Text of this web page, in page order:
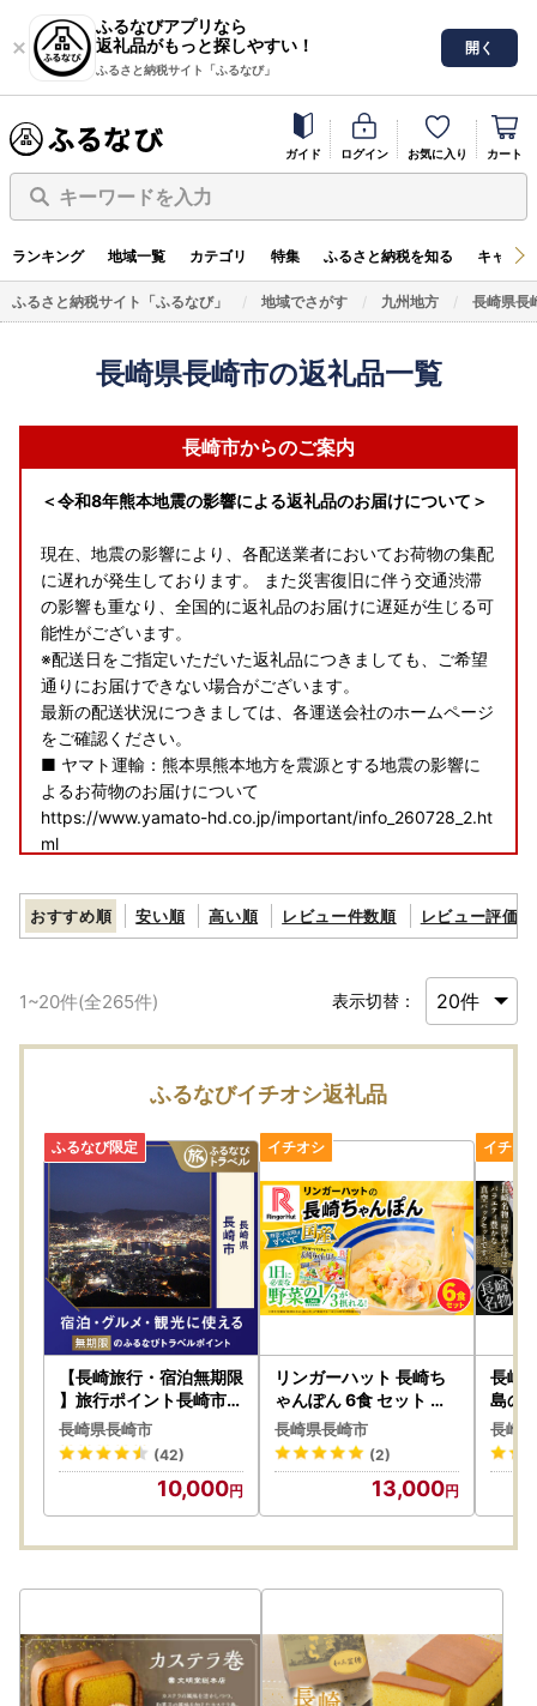
ふるなびアプリなら
返礼品がもっと探しやすい！
ふるさと納税サイト「ふるなび」
開く
ガイド ログイン お気に入り カート
キーワードを入力
ランキング 地域一覧 カテゴリ 特集 ふるさと納税を知る キャン
ふるさと納税サイト「ふるなび」 地域でさがす 九州地方 長崎県長
長崎県長崎市の返礼品一覧
長崎市からのご案内
＜令和8年熊本地震の影響による返礼品のお届けについて＞
現在、地震の影響により、各配送業者においてお荷物の集配
に遅れが発生しております。 また災害復旧に伴う交通渋滞
の影響も重なり、全国的に返礼品のお届けに遅延が生じる可
能性がございます。
※配送日をご指定いただいた返礼品につきましても、ご希望
通りにお届けできない場合がございます。
最新の配送状況につきましては、各運送会社のホームページ
をご確認ください。
■ ヤマト運輸：熊本県熊本地方を震源とする地震の影響に
よるお荷物のお届けについて
https://www.yamato-hd.co.jp/important/info_260728_2.ht
ml
https://www2.sagawa-exp.co.jp/information/detail/406/
■ 日本郵便（ゆうパック）：熊本県熊本地方を震源とする
https://www.post.japanpost.jp/newsrelease/pressrelease/
9879629480.html
寄附者の皆様にはご不便、ご迷惑をおかけし誠に申し訳ござ
いませんが、何卒ご理解賜りますようお願い申し上げます。
【申し込みについて】
・原則、お申込み後のキャンセルはできません。寄附金額の
入力間違いや二重申込み、お礼の品の誤選択にはご注意くだ
さい。
・万が一、お申込み完了後に内容変更（配送先変更含む）が
生じた際は必ず問い合わせ窓口までご連絡をお願いいたしま
す。
※マイページ上のみで変更された情報は反映されませんので
ご注意ください。
【お礼の品の発送について】
・お礼の品は直接提供事業者より発送いたします。配送期日
は商品ページをご確認ください。
・事前に出荷予定日等のご連絡は行っておりません。
ください。原則、お品の再送や発送後の転送料は負担いたし
お受けしておりません。
・一部を除き、お礼の品の到着日指定はできません。
・お礼の品に不具合がございましたら、到着後3日以内に問
おすすめ順 安い順 高い順 レビュー件数順 レビュー評価順
1~20件(全265件) 表示切替：
ふるなびイチオシ返礼品
【長崎旅行・宿泊無期限
】旅行ポイント長崎市ふ
るなびトラベルポイント
長崎県長崎市
(42)
10,000
リンガーハット 長崎ち
ゃんぽん 6食 セット 国
産野菜 具材入り チャン
ポン 簡単調理 時短
長崎県長崎市
(2)
13,000
長崎
島の
こ 練
蒲鉾
長崎